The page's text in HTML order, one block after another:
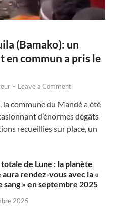
(Bamako): un
en commun a pris le
- Leave a Comment
commune du Mandé a été
d’énormes dégâts
recueillies sur place, un
de Lune : la planète
rendez-vous avec la «
sang » en septembre 2025
2025